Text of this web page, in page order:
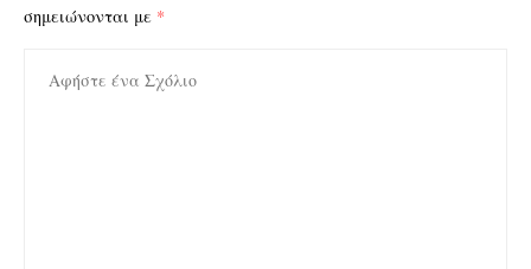
σημειώνονται με *